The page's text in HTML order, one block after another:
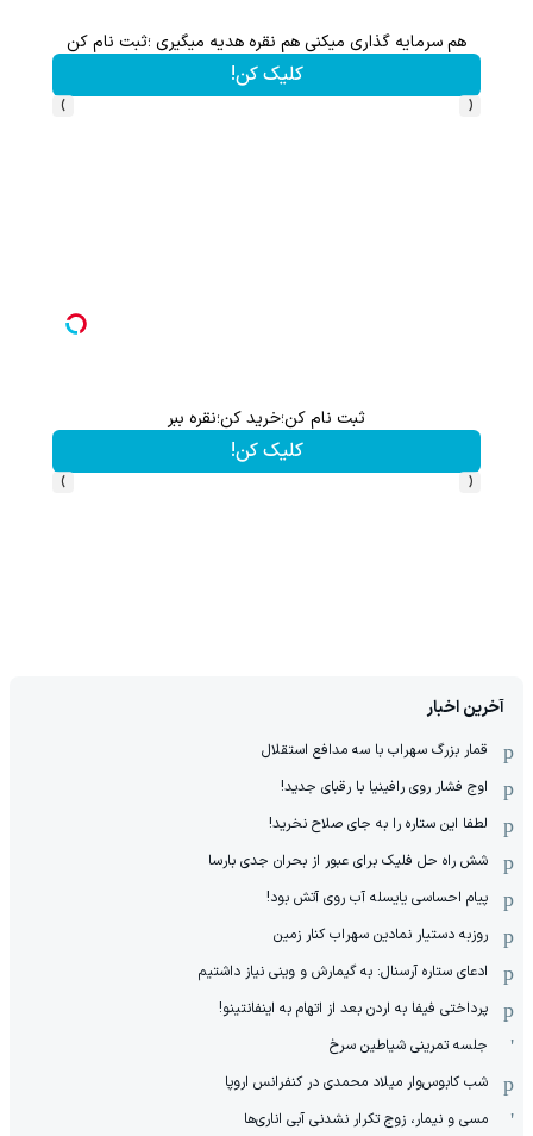
هم سرمایه گذاری میکنی هم نقره هدیه میگیری ؛ثبت نام کن
کلیک کن!
‹
›
ثبت نام کن؛خرید کن؛نقره ببر
کلیک کن!
‹
›
آخرین اخبار
قمار بزرگ سهراب با سه مدافع استقلال
اوج فشار روی رافینیا با رقبای جدید!
لطفا این ستاره را به جای صلاح نخرید!
شش راه حل فلیک برای عبور از بحران جدی بارسا
پیام احساسی یایسله آب روی آتش بود!
روزبه دستیار نمادین سهراب کنار زمین
ادعای ستاره آرسنال: به گیمارش و وینی نیاز داشتیم
پرداختی فیفا به اردن بعد از اتهام به اینفانتینو!
جلسه تمرینی شیاطین سرخ
شب کابوس‌وار میلاد محمدی در کنفرانس اروپا
مسی و نیمار، زوج تکرار نشدنی آبی اناری‌ها